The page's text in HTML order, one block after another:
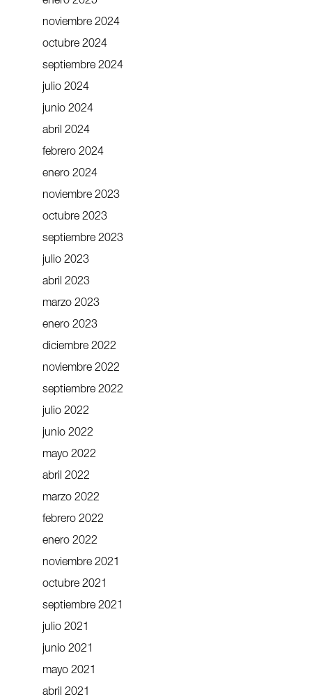
noviembre 2024
octubre 2024
septiembre 2024
julio 2024
junio 2024
abril 2024
febrero 2024
enero 2024
noviembre 2023
octubre 2023
septiembre 2023
julio 2023
abril 2023
marzo 2023
enero 2023
diciembre 2022
noviembre 2022
septiembre 2022
julio 2022
junio 2022
mayo 2022
abril 2022
marzo 2022
febrero 2022
enero 2022
noviembre 2021
octubre 2021
septiembre 2021
julio 2021
junio 2021
mayo 2021
abril 2021